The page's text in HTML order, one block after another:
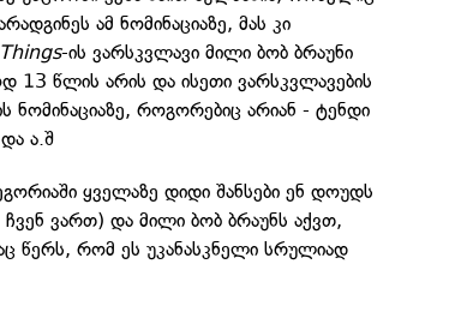
ამ ნომინაციაზე, მას კი
-ის ვარსკვლავი მილი ბობ ბრაუნი
წლის არის და ისეთი ვარსკვლავების
ნომინაციაზე, როგორებიც არიან - ტენდი
ა.შ
ყველაზე დიდი შანსები ენ დოუდს
ჩვენ ვართ) და მილი ბობ ბრაუნს აქვთ,
წერს, რომ ეს უკანასკნელი სრულიად